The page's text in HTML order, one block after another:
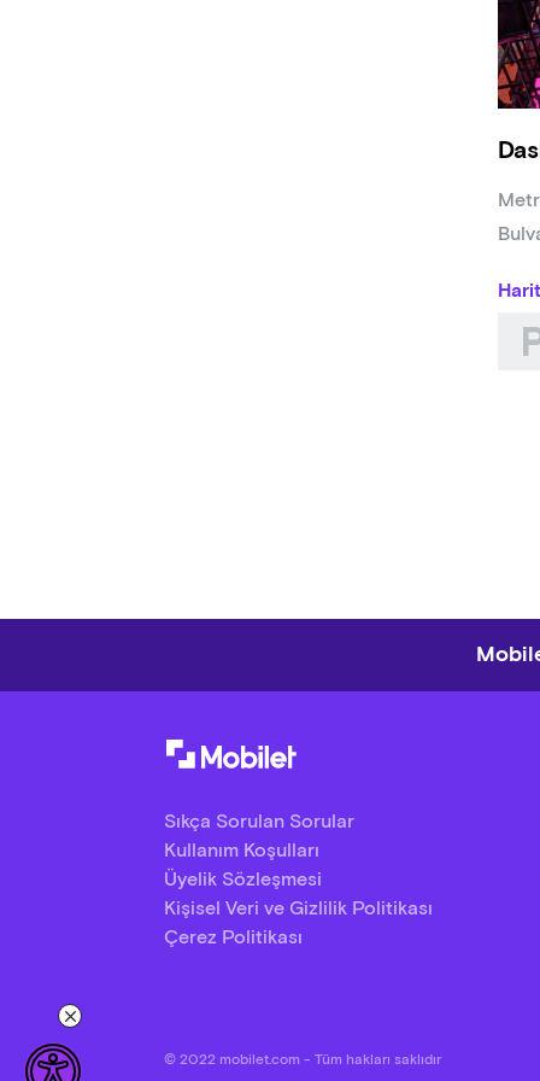
Sıkça Sorulan Sorular
Kullanım Koşulları
Üyelik Sözleşmesi
Kişisel Veri ve Gizlilik Politikası
Çerez Politikası
© 2022 mobilet.com - Tüm hakları saklıdır